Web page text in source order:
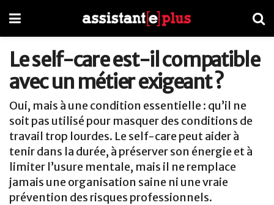
Le self-care est-il compatible
avec un métier exigeant ?
Oui, mais à une condition essentielle : qu’il ne
soit pas utilisé pour masquer des conditions de
travail trop lourdes. Le self-care peut aider à
tenir dans la durée, à préserver son énergie et à
limiter l’usure mentale, mais il ne remplace
jamais une organisation saine ni une vraie
prévention des risques professionnels.